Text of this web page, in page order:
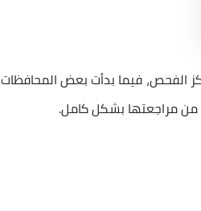
الفحص، فيما بدأت بعض المحافظات
من مراجعتها بشكل كامل.